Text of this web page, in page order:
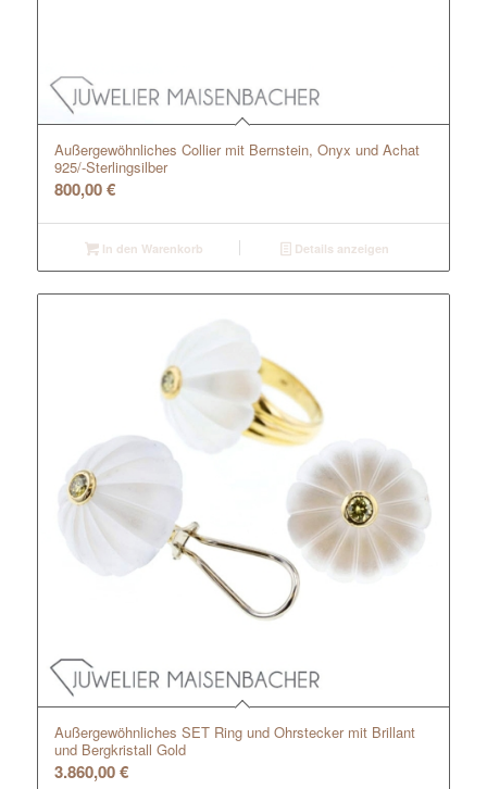
Außergewöhnliches Collier mit Bernstein, Onyx und Achat
925/-Sterlingsilber
800,00€
In den Warenkorb Details anzeigen
Außergewöhnliches SET Ring und Ohrstecker mit Brillant
und Bergkristall Gold
3.860,00€